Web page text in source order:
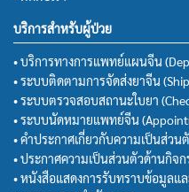
บริการสำหรับผู้ป่วย
• บริการทางการแพทย์แผนจีน
• ระบบติดตามการจัดส่งยาจีน
• ระบบตรวจสอบสถานะใบยา
• ระบบนัดหมายแพทย์จีน
• คำประกาศเกี่ยวกับความเป็นส่วน
• ประกาศความเป็นส่วนตัวด้านกิจ
• หนังสือแสดงการรับทราบข้อมูลแ